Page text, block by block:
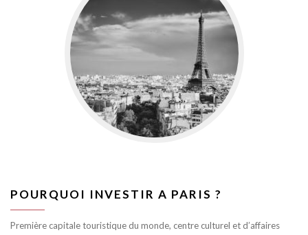
POURQUOI INVESTIR A PARIS ?
Première capitale touristique du monde, centre culturel et d’affaires